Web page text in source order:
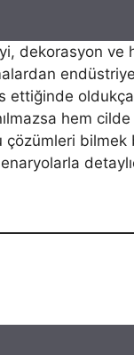
dekorasyon
endüstriyel
ettiğinde oldukça
hem
çözümleri bilmek